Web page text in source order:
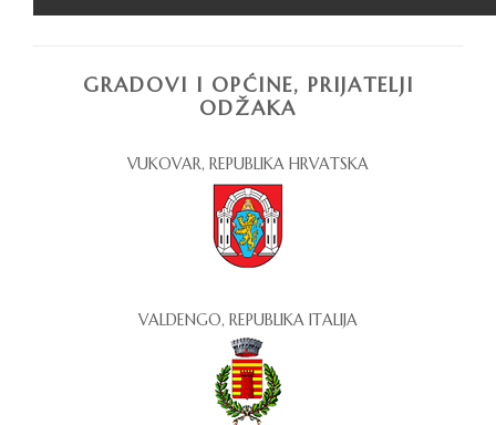
GRADOVI I OPĆINE, PRIJATELJI
ODŽAKA
VUKOVAR, REPUBLIKA HRVATSKA
VALDENGO, REPUBLIKA ITALIJA